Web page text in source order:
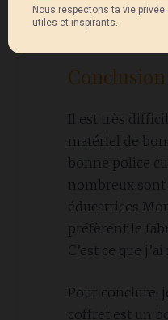
Conclusion
Il est très
matériel de
bonne police
nombreux sont
éducatrices
préfèrent le
C’est ce que
Pour conclure,
coffret est un